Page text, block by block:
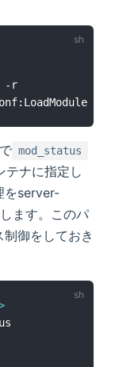
-r
mod_status
ナに指定し
をserver-
ます。このパ
御をしておき